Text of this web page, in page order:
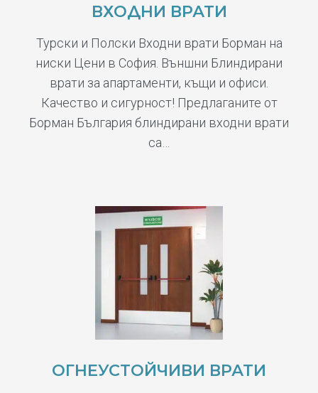
ВХОДНИ ВРАТИ
Турски и Полски Входни врати Борман на
ниски Цени в София. Външни Блиндирани
врати за апартаменти, къщи и офиси.
Качество и сигурност! Предлаганите от
Борман България блиндирани входни врати
са…
ОГНЕУСТОЙЧИВИ ВРАТИ